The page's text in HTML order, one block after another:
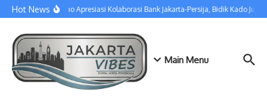
Lewati ke konten
Hot NewsPramono Apresiasi Kolaborasi Bank Jakarta-Persija, Bidik Kado
Main Menu